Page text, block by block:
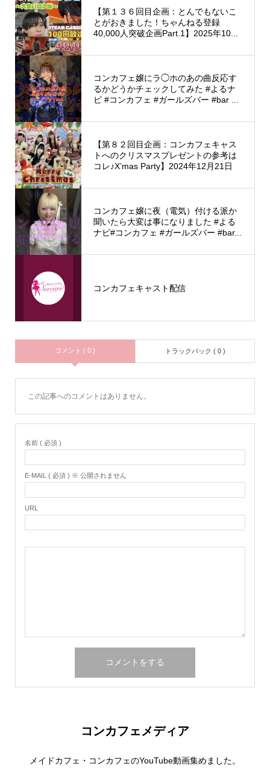
【第１３６回目企画：とんでもないこ
とがおきました！ちゃんねる登録
40,000人突破企画Part.1】2025年10...
コンカフェ嬢にラ◯ホのあの曲反応す
るかどうかチェックしてみた #よるナ
ビ #コンカフェ #ガールズバー #bar ...
【第８２回目企画：コンカフェキャス
トへのクリスマスプレゼントの参考は
コレ♪X’mas Party】2024年12月21日
コンカフェ嬢に夜（電気）付ける派か
聞いたら大変は事になりました #よる
ナビ#コンカフェ #ガールズバー #bar...
コンカフェキャスト配信
コメント ( 0 ) トラックバック ( 0 )
この記事へのコメントはありません。
名前 ( 必須 )
E-MAIL ( 必須 ) ※ 公開されません
URL
コンカフェメディア
メイドカフェ・コンカフェのYouTube動画集めました。